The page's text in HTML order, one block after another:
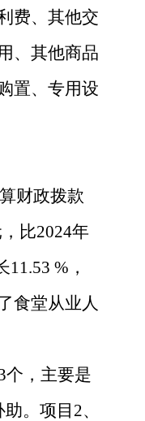
费、其他交
、其他商品
置、专用设
财政拨款
比2024年
11.53 %，
食堂从业人
个，主要是
助。 项目 2、